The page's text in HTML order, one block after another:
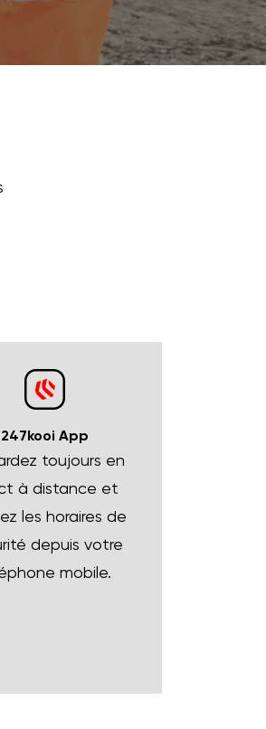
247kooi App
toujours en
à distance et
les horaires de
depuis votre
mobile.